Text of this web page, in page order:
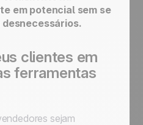
em potencial sem se
clientes em
ferramentas
sejam